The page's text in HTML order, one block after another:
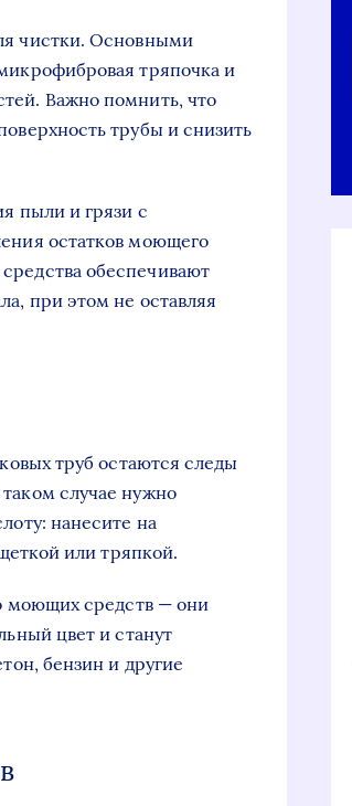
чистки. Основными
тряпочка и
Важно помнить, что
трубы и снизить
пыли и грязи с
остатков моющего
обеспечивают
при этом не оставляя
труб остаются следы
случае нужно
нанесите на
или тряпкой.
моющих средств — они
цвет и станут
бензин и другие